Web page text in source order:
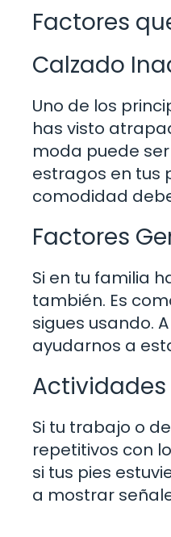
Factores
Calzado
Uno de los
has visto
moda puede
estragos en tus
comodidad
Factores
Si en tu familia
también. Es
sigues usando.
ayudarnos a
Si tu trabajo o
repetitivos con
si tus pies
a mostrar